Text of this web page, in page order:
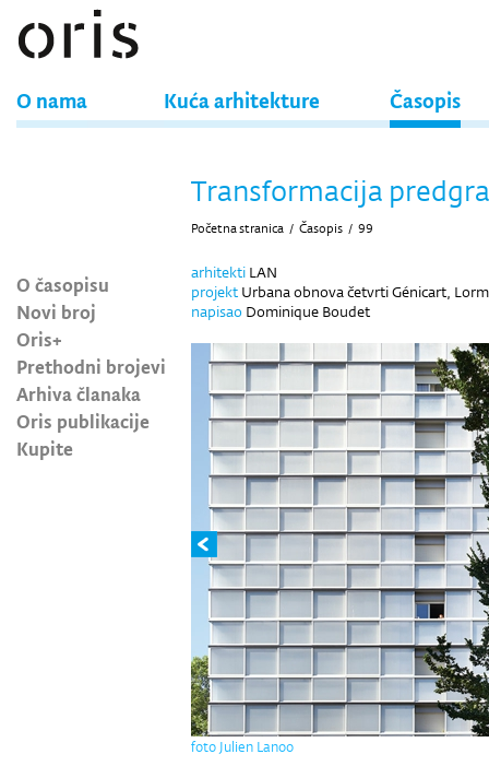
O nama Kuća arhitekture Časopis
O časopisu
Novi broj
Oris+
Prethodni brojevi
Arhiva članaka
Oris publikacije
Kupite
Transformacija
Početna stranica / Časopis / 99
arhitekti LAN
projekt Urbana obnova četvrti Génicart,
napisao Dominique Boudet
foto Julien Lanoo